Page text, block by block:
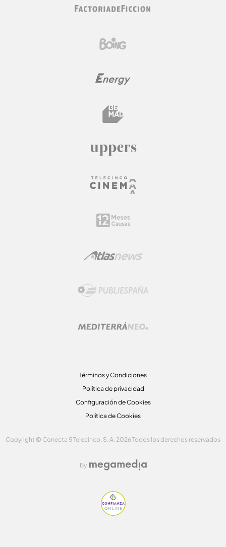
Términos y Condiciones
Política de privacidad
Configuración de Cookies
Política de Cookies
Copyright © Conecta 5 Telecinco, S. A. 2026 Todos los derechos reservados
By